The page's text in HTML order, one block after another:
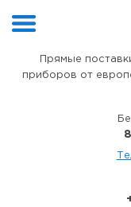
Прямые
приборов от